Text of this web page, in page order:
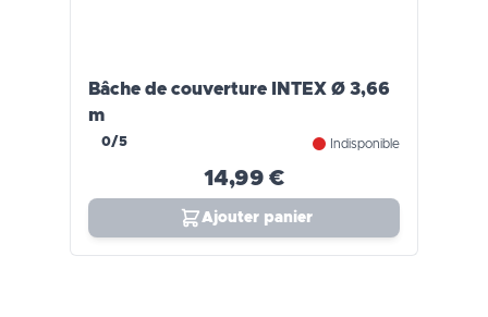
Bâche de couverture INTEX Ø 3,66
m
0/5 Indisponible
14,99 €
Ajouter panier